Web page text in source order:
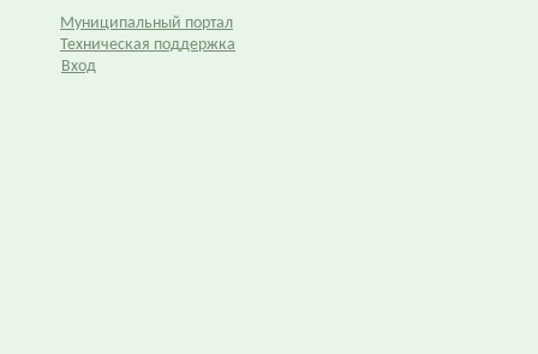
Муниципальный портал
Техническая поддержка
Вход